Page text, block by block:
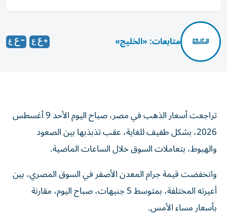
متابعات: «الخليج»
تراجعت أسعار الذهب في مصر، صباح اليوم الأحد 9 أغسطس
2026، بشكل طفيف للغاية، عقب تذبذبها بين الصعود
والهبوط، بتعاملات السوق خلال الساعات الماضية.
وانخفضت قيمة جرام المعدن الأصفر في السوق المصري، بين
أعيرته المختلفة، بمتوسط 5 جنيهات، صباح اليوم، مقارنة
بأسعار مساء الأمس.